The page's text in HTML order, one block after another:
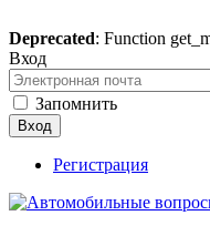
Deprecated: Function
Вход
Запомнить
Регистрация